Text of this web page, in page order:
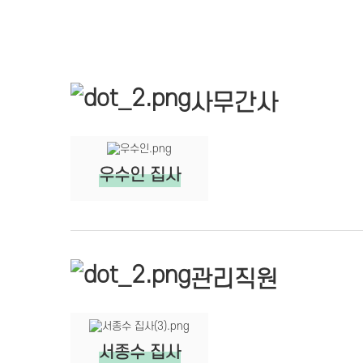
사무간사
우수인 집사
관리직원
서종수 집사